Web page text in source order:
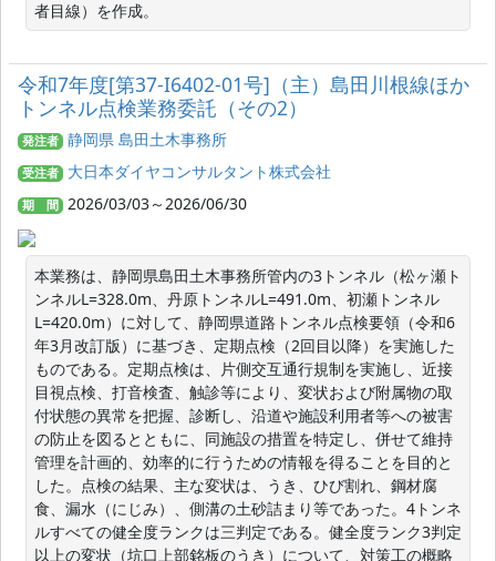
者目線）を作成。
令和7年度[第37-I6402-01号]（主）島田川根線ほか
トンネル点検業務委託（その2）
発注者 静岡県 島田土木事務所
受注者 大日本ダイヤコンサルタント株式会社
期 間 2026/03/03～2026/06/30
本業務は、静岡県島田土木事務所管内の3トンネル（松ヶ瀬ト
ンネルL=328.0m、丹原トンネルL=491.0m、初瀬トンネル
L=420.0m）に対して、静岡県道路トンネル点検要領（令和6
年3月改訂版）に基づき、定期点検（2回目以降）を実施した
ものである。定期点検は、片側交互通行規制を実施し、近接
目視点検、打音検査、触診等により、変状および附属物の取
付状態の異常を把握、診断し、沿道や施設利用者等への被害
の防止を図るとともに、同施設の措置を特定し、併せて維持
管理を計画的、効率的に行うための情報を得ることを目的と
した。点検の結果、主な変状は、うき、ひび割れ、鋼材腐
食、漏水（にじみ）、側溝の土砂詰まり等であった。4トンネ
ルすべての健全度ランクは三判定である。健全度ランク3判定
以上の変状（坑口上部銘板のうき）について、対策工の概略